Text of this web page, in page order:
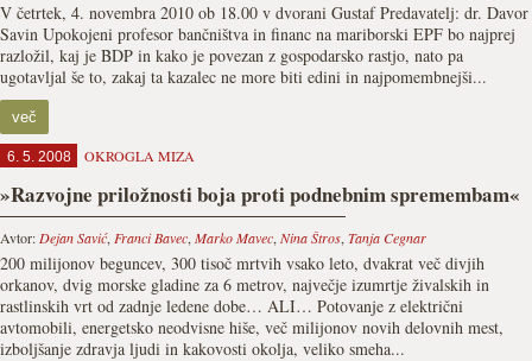
V četrtek, 4. novembra 2010 ob 18.00 v dvorani Gustaf Predavatelj: dr. Davor
Savin Upokojeni profesor bančništva in financ na mariborski EPF bo najprej
razložil, kaj je BDP in kako je povezan z gospodarsko rastjo, nato pa
ugotavljal še to, zakaj ta kazalec ne more biti edini in najpomembnejši...
več
6. 5. 2008 OKROGLA MIZA
»Razvojne priložnosti boja proti podnebnim spremembam«
Avtor: Dejan Savić, Franci Bavec, Marko Mavec, Nina Štros, Tanja Cegnar
200 milijonov beguncev, 300 tisoč mrtvih vsako leto, dvakrat več divjih
orkanov, dvig morske gladine za 6 metrov, največje izumrtje živalskih in
rastlinskih vrt od zadnje ledene dobe… ALI… Potovanje z električni
avtomobili, energetsko neodvisne hiše, več milijonov novih delovnih mest,
izboljšanje zdravja ljudi in kakovosti okolja, veliko smeha...